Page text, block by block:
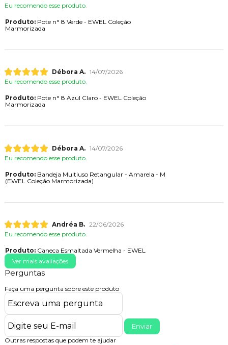
Eu recomendo esse produto.
Produto:Pote n° 8 Verde - EWEL Coleção
Marmorizada
Débora A. 14/07/2026
Eu recomendo esse produto.
Produto:Pote n° 8 Azul Claro - EWEL Coleção
Marmorizada
Débora A. 14/07/2026
Eu recomendo esse produto.
Produto:Bandeja Multiuso Retangular - Amarela - M
(EWEL Coleção Marmorizada)
Andréa B. 22/06/2026
Eu recomendo esse produto.
Produto:Caneca Esmaltada Vermelha - EWEL
Ver mais avaliações
Perguntas
Faça uma pergunta sobre este produto
Enviar
Outras respostas que podem te ajudar